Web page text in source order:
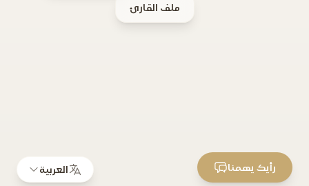
ملف القارئ
العربية رأيك يهمنا